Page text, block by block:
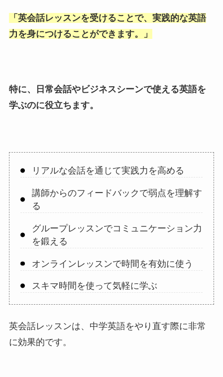
「 英会話レッスンを受けることで、実践的な英語
力を身につけることができます。
」
特に、日常会話やビジネスシーンで使える英語を
学ぶのに役立ちます。
リアルな会話を通じて実践力を高める
講師からのフィードバックで弱点を理解す
る
グループレッスンでコミュニケーション力
を鍛える
オンラインレッスンで時間を有効に使う
スキマ時間を使って気軽に学ぶ
英会話レッスンは、中学英語をやり直す際に非常
に効果的です。